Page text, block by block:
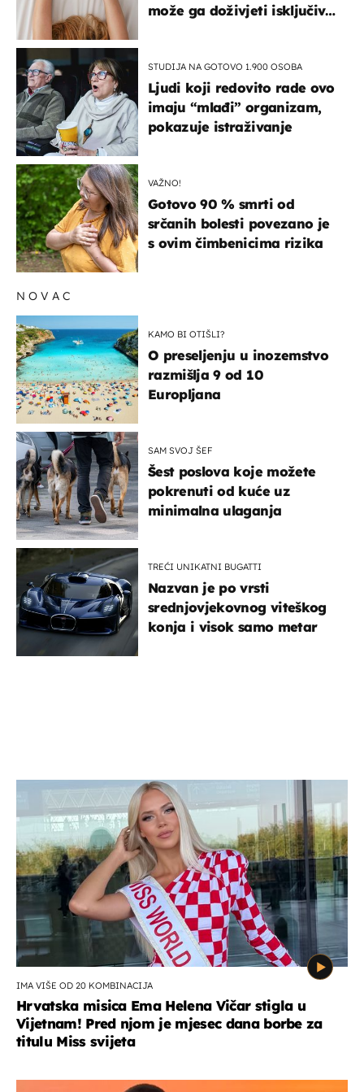
može ga doživjeti isključivo
STUDIJA NA GOTOVO 1.900 OSOBA
Ljudi koji redovito rade ovo
imaju “mlađi” organizam,
pokazuje istraživanje
VAŽNO!
Gotovo 90 % smrti od
srčanih bolesti povezano je
s ovim čimbenicima rizika
NOVAC
KAMO BI OTIŠLI?
O preseljenju u inozemstvo
razmišlja 9 od 10
Europljana
SAM SVOJ ŠEF
Šest poslova koje možete
pokrenuti od kuće uz
minimalna ulaganja
TREĆI UNIKATNI BUGATTI
Nazvan je po vrsti
srednjovjekovnog viteškog
konja i visok samo metar
IMA VIŠE OD 20 KOMBINACIJA
Hrvatska misica Ema Helena Vičar stigla u
Vijetnam! Pred njom je mjesec dana borbe za
titulu Miss svijeta